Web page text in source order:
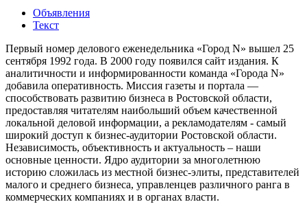
Объявления
Текст
Первый номер делового еженедельника «Город N» вышел 25
сентября 1992 года. В 2000 году появился сайт издания. К
аналитичности и информированности команда «Города N»
добавила оперативность. Миссия газеты и портала —
способствовать развитию бизнеса в Ростовской области,
предоставляя читателям наибольший объем качественной
локальной деловой информации, а рекламодателям - самый
широкий доступ к бизнес-аудитории Ростовской области.
Независимость, объективность и актуальность – наши
основные ценности. Ядро аудитории за многолетнюю
историю сложилась из местной бизнес-элиты, представителей
малого и среднего бизнеса, управленцев различного ранга в
коммерческих компаниях и в органах власти.